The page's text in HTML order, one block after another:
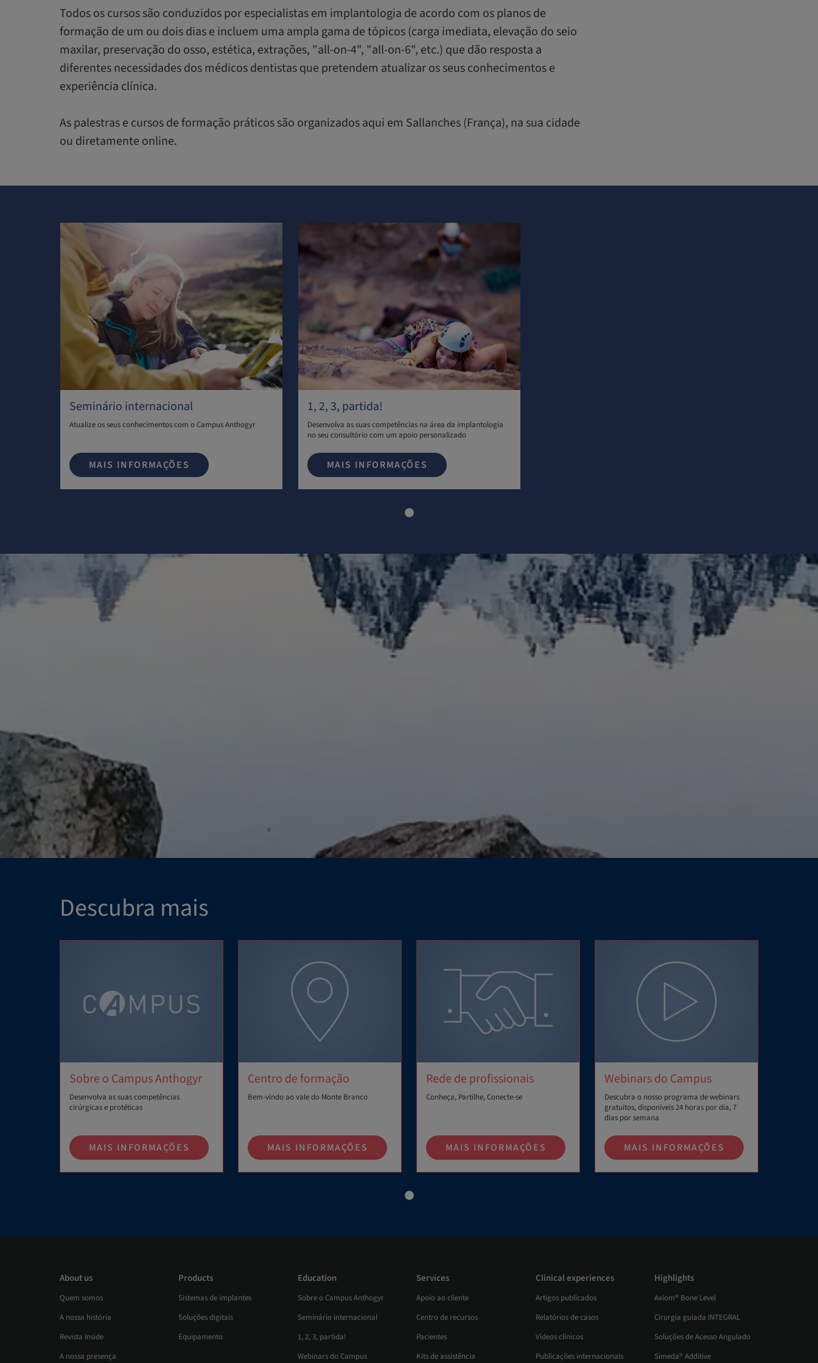
Todos os cursos são conduzidos por especialistas em implantologia de acordo com os planos de
formação de um ou dois dias e incluem uma ampla gama de tópicos (carga imediata, elevação do seio
maxilar, preservação do osso, estética, extrações, "all-on-4", "all-on-6", etc.) que dão resposta a
diferentes necessidades dos médicos dentistas que pretendem atualizar os seus conhecimentos e
experiência clínica.
As palestras e cursos de formação práticos são organizados aqui em Sallanches (França), na sua cidade
ou diretamente online.
Seminário internacional
Atualize os seus conhecimentos com o Campus Anthogyr
MAIS INFORMAÇÕES
1, 2, 3, partida!
Desenvolva as suas competências na área da implantologia
no seu consultório com um apoio personalizado
MAIS INFORMAÇÕES
Descubra mais
Sobre o Campus Anthogyr
Desenvolva as suas competências
cirúrgicas e protéticas
MAIS INFORMAÇÕES
Centro de formação
Bem-vindo ao vale do Monte Branco
MAIS INFORMAÇÕES
Rede de profissionais
Conheça, Partilhe, Conecte-se
MAIS INFORMAÇÕES
Webinars do Campus
Descubra o nosso programa de webinars
gratuitos, disponíveis 24 horas por dia, 7
dias por semana
MAIS INFORMAÇÕES
About us
Quem somos
A nossa história
Revista Inside
A nossa presença
Products
Sistemas de implantes
Soluções digitais
Equipamento
Education
Sobre o Campus Anthogyr
Seminário internacional
1, 2, 3, partida!
Webinars do Campus
Services
Apoio ao cliente
Centro de recursos
Pacientes
Kits de assistência
Clinical experiences
Artigos publicados
Relatórios de casos
Vídeos clínicos
Publicações internacionais
Highlights
Axiom® Bone Level
Cirurgia guiada INTEGRAL
Soluções de Acesso Angulado
Simeda® Additive